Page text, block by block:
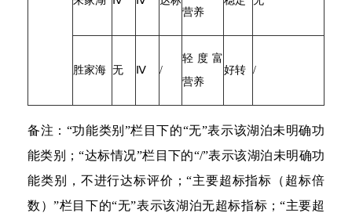
营养
胜家海 无 Ⅳ /
轻度富
营养
好转 /
备注：“功能类别”栏目下的“无”表示该湖泊未明确功
能类别；“达标情况”栏目下的“/”表示该湖泊未明确功
能类别，不进行达标评价；“主要超标指标（超标倍
数）”栏目下的“无”表示该湖泊无超标指标；“主要超